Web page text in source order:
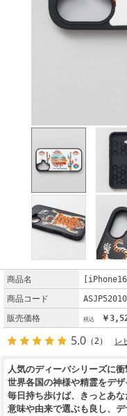
商品名
商品コード
販売価格
￥
5.0 （2） レ
人気のディーバシリーズに衝
世界各国の神様や精霊をデザ
毎日持ち歩けば、きっとあな
意味や由来で選ぶも良し、デ